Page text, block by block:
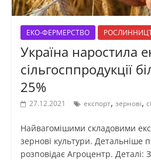
ЕКО-ФЕРМЕРСТВО
Україна наростила
сільгосппродукції
25%
27.12.2021 експорт, зернові,
Найвагомішими складовими
зернові культури. Детальніше
розповідає Агроцентр.